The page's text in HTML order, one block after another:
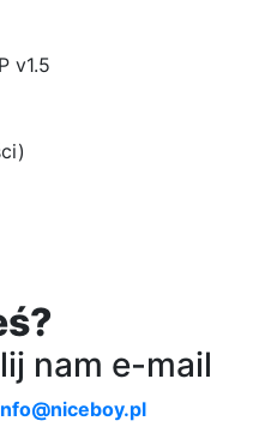
v1.5
nam e-mail